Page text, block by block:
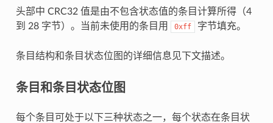
头部中 CRC32 值是由不包含状态值的条目计算所得（4
到 28 字节）。当前未使用的条目用
0xff 字节填充。
条目结构和条目状态位图的详细信息见下文描述。
条目和条目状态位图
每个条目可处于以下三种状态之一，每个状态在条目状